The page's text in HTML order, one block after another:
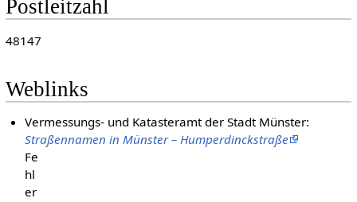
Postleitzahl
48147
Weblinks
Vermessungs- und Katasteramt der Stadt Münster:
Straßennamen in Münster – Humperdinckstraße
Fe
hl
er